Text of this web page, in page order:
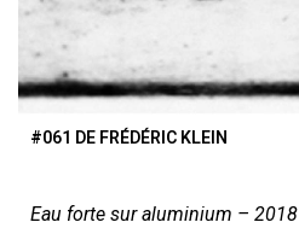
#061 DE FRÉDÉRIC KLEIN
Eau forte sur aluminium – 2018